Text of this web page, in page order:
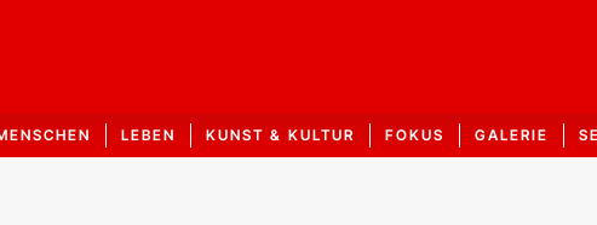
LEBEN KUNST & KULTUR FOKUS GALERIE